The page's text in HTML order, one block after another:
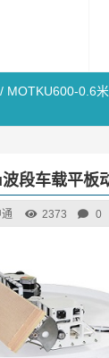
/ MOTKU600-0.6
段车载平板
2373 0